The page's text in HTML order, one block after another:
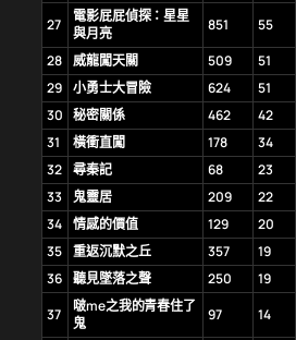
27
電影屁屁偵探：星星
與月亮
851 55
28 威龍闖天關 509 51
29 小勇士大冒險 624 51
30 秘密關係 462 42
31
橫衝直闖 178 34
32 尋秦記 68 23
33 鬼靈居 209 22
34 情感的價值 129 20
35 重返沉默之丘 357 19
36 聽見墜落之聲 250 19
37
啵me之我的青春住了
鬼
97 14